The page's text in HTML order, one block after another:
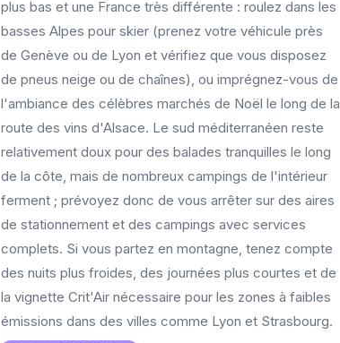
plus bas et une France très différente : roulez dans les
basses Alpes pour skier (prenez votre véhicule près
de Genève ou de Lyon et vérifiez que vous disposez
de pneus neige ou de chaînes), ou imprégnez-vous de
l'ambiance des célèbres marchés de Noël le long de la
route des vins d'Alsace. Le sud méditerranéen reste
relativement doux pour des balades tranquilles le long
de la côte, mais de nombreux campings de l'intérieur
ferment ; prévoyez donc de vous arrêter sur des aires
de stationnement et des campings avec services
complets. Si vous partez en montagne, tenez compte
des nuits plus froides, des journées plus courtes et de
la vignette Crit'Air nécessaire pour les zones à faibles
émissions dans des villes comme Lyon et Strasbourg.